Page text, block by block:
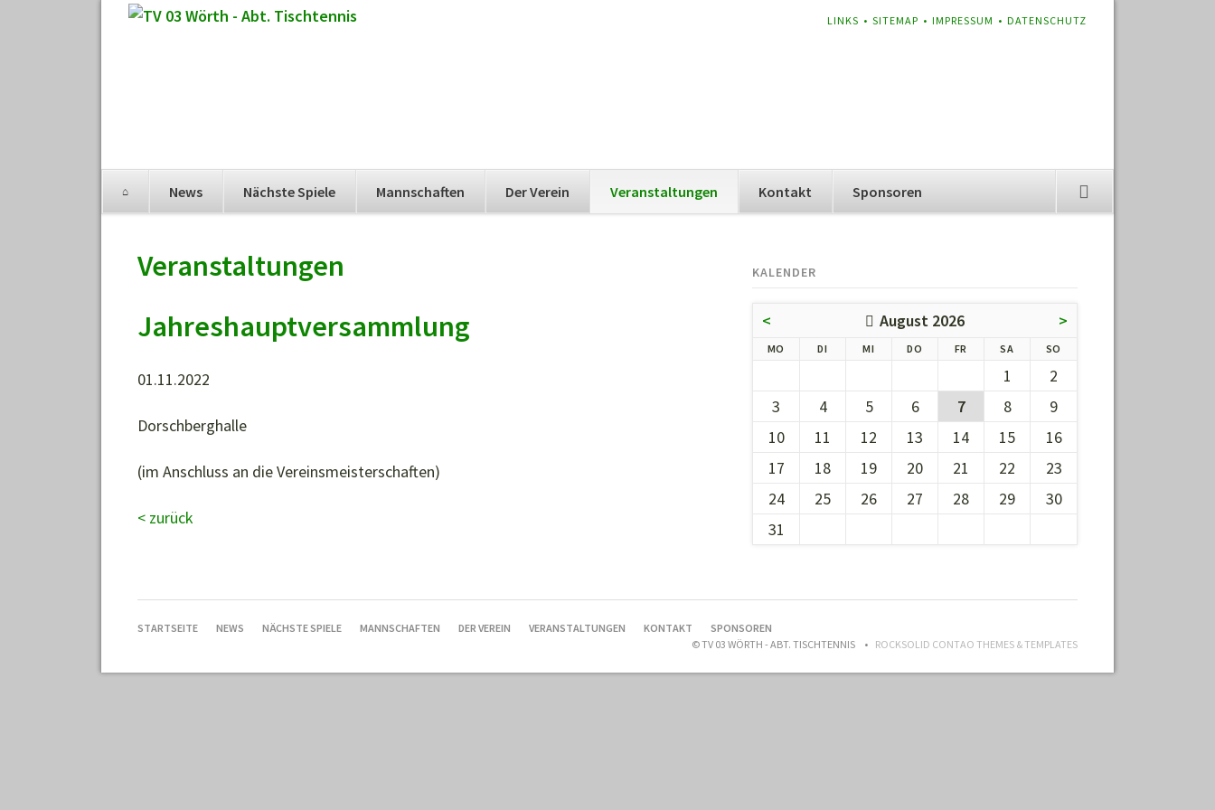
NAVIGATION
LINKS SITEMAP IMPRESSUM DATENSCHUTZ
Navigation
überspringen
News Nächste Spiele Mannschaften Der Verein Veranstaltungen Kontakt Sponsoren
Veranstaltungen
Jahreshauptversammlung
01.11.2022
Dorschberghalle
(im Anschluss an die Vereinsmeisterschaften)
< zurück
KALENDER
< August 2026 >
MO DIENSTAG
MITTWOCH
DO NNERSTAG
FR SA MSTAGSO
1
2
3
4 5 6 7 8
9
10
11 12 13 14 15
16
17
18 19 20 21 22
23
24
25 26 27 28 29
30
31
NAVIGATION
STARTSEITE NEWS NÄCHSTE SPIELE MANNSCHAFTEN DER VEREIN VERANSTALTUNGEN KONTAKT
SPONSOREN
© TV 03 WÖRTH - ABT. TISCHTENNIS
ROCKSOLID CONTAO THEMES & TEMPLATES